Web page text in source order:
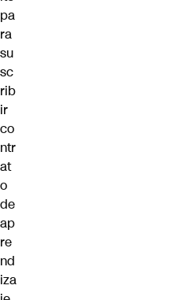
pa
ra
su
sc
rib
ir
co
ntr
at
o
de
ap
re
nd
iza